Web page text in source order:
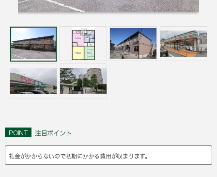
POINT 注目ポイント
礼金がかからないので初期にかかる費用が収まります。